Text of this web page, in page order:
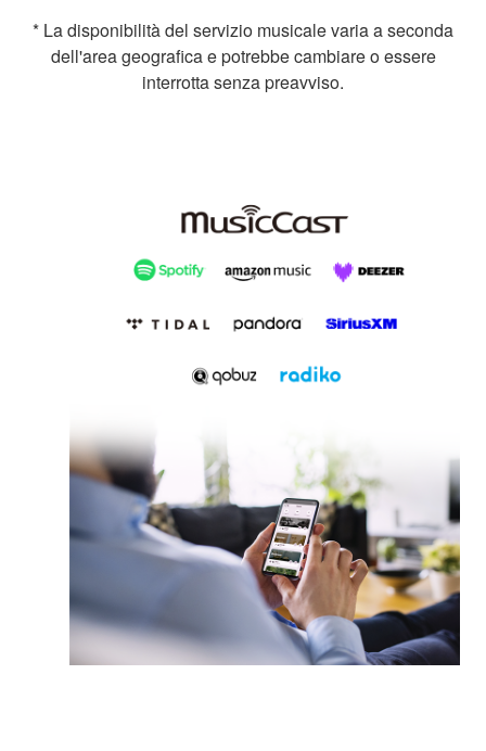
* La disponibilità del servizio musicale varia a seconda
dell'area geografica e potrebbe cambiare o essere
interrotta senza preavviso.